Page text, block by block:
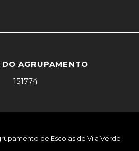
AGRUPAMENTO
151774
de Escolas de Vila Verde